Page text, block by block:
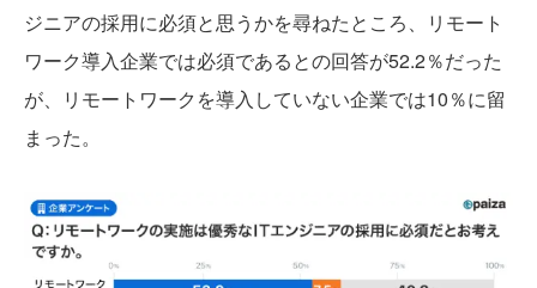
ジニアの採用に必須と思うかを尋ねたところ、リモート
ワーク導入企業では必須であるとの回答が52.2％だった
が、リモートワークを導入していない企業では10％に留
まった。